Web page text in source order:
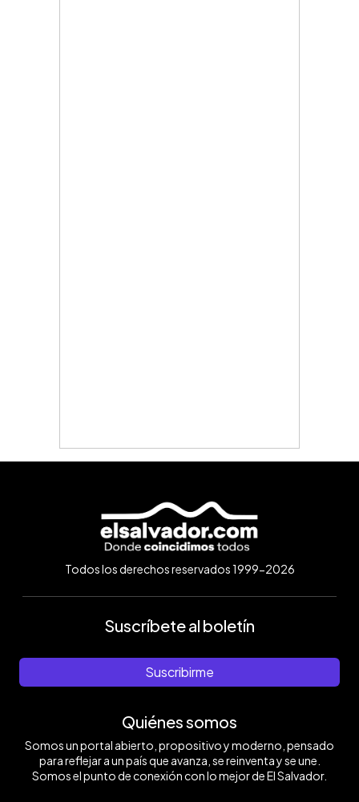
Todos los derechos reservados 1999-2026
Suscríbete al boletín
Suscribirme
Quiénes somos
Somos un portal abierto, propositivo y moderno, pensado
para reflejar a un país que avanza, se reinventa y se une.
Somos el punto de conexión con lo mejor de El Salvador.